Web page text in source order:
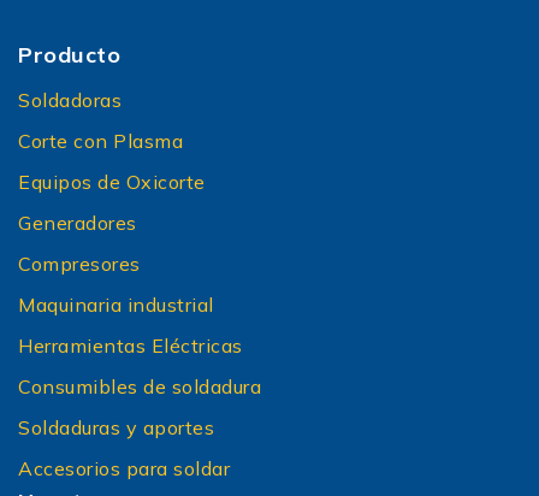
Producto
Soldadoras
Corte con Plasma
Equipos de Oxicorte
Generadores
Compresores
Maquinaria industrial
Herramientas Eléctricas
Consumibles de soldadura
Soldaduras y aportes
Accesorios para soldar